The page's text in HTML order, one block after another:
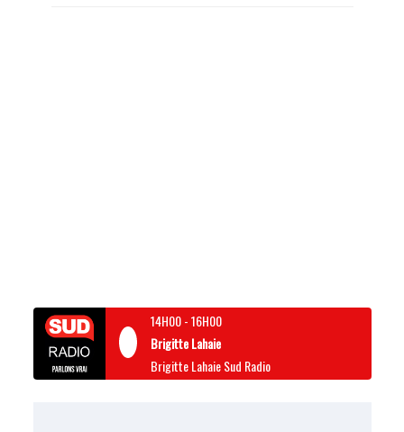
14H00-16H00
Brigitte Lahaie
Brigitte Lahaie Sud Radio